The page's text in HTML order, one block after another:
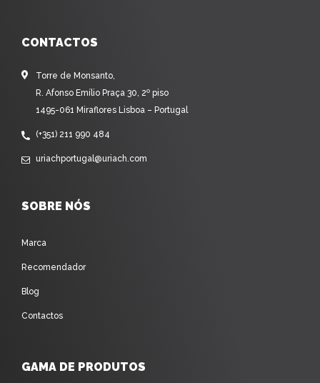
CONTACTOS
Torre de Monsanto,
R. Afonso Emílio Praça 30, 2º piso
1495-061 Miraflores Lisboa – Portugal
(+351) 211 990 484
uriachportugal@uriach.com
SOBRE NÓS
Marca
Recomendador
Blog
Contactos
GAMA DE PRODUTOS